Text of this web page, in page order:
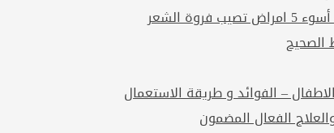
الشعر
الصحيح
– الفوائد و طريقة الاستعمال
الفعال المضمون